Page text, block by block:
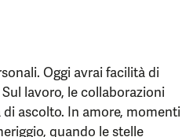
Oggi avrai facilità di
lavoro, le collaborazioni
ascolto. In amore, momenti
quando le stelle